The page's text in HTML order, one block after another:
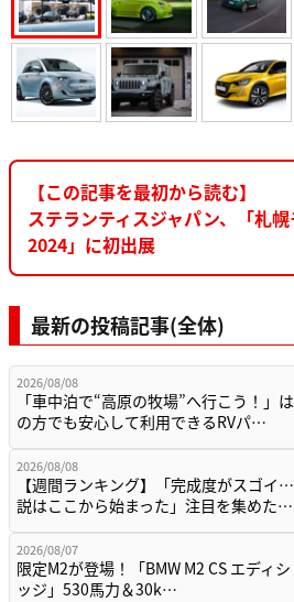
【この記事を最初から読む】
ステランティスジャパン、「札
2024」に初出展
最新の投稿記事(全体)
2026/08/08
「車中泊で“高原の牧場”へ行こう！」
の方でも安心して利用できるRVパ…
2026/08/08
【週間ランキング】「完成度がスゴイ
説はここから始まった」注目を集めた…
2026/08/07
限定M2が登場！「BMW M2 CS エディ
ッジ」530馬力＆30k…